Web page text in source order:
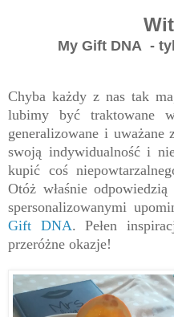
My Gift DNA -
Chyba każdy z nas tak
lubimy być traktowane
generalizowane i
swoją indywidualność i
kupić coś
Otóż właśnie
spersonalizowanymi
Gift DNA. Pełen
przeróżne okazje!